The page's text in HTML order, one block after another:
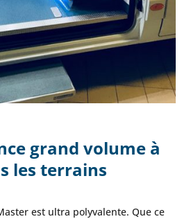
grand volume à
les terrains
est ultra polyvalente. Que ce